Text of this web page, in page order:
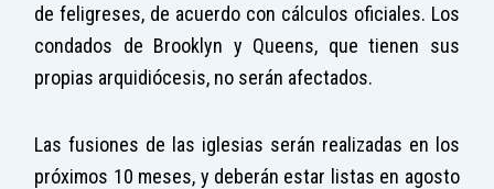
de feligreses, de acuerdo con cálculos oficiales. Los
condados de Brooklyn y Queens, que tienen sus
propias arquidiócesis, no serán afectados.
Las fusiones de las iglesias serán realizadas en los
próximos 10 meses, y deberán estar listas en agosto